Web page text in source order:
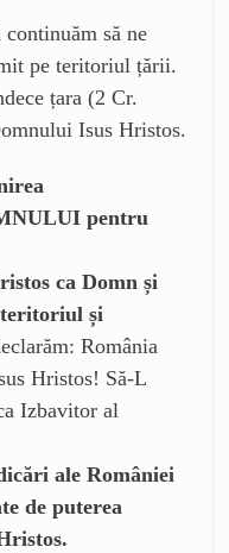
să ne
pe teritoriul țării.
țara (2 Cr.
Isus Hristos.
pentru
ca Domn și
teritoriul și
România
Hristos! Să-L
Izbavitor al
ale României
de puterea